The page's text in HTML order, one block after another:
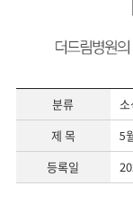
분류
제 목
5
등록일